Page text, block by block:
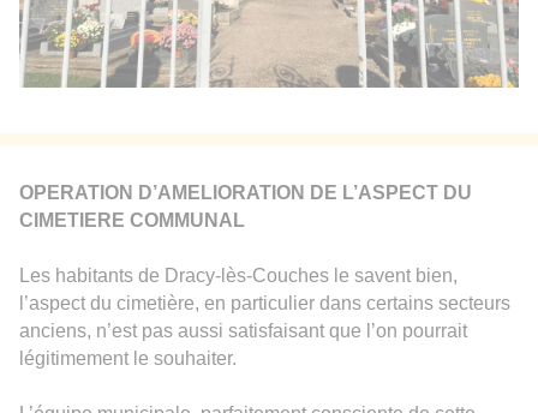
OPERATION D’AMELIORATION DE L’ASPECT DU
CIMETIERE COMMUNAL
Les habitants de Dracy-lès-Couches le savent bien,
l’aspect du cimetière, en particulier dans certains secteurs
anciens, n’est pas aussi satisfaisant que l’on pourrait
légitimement le souhaiter.